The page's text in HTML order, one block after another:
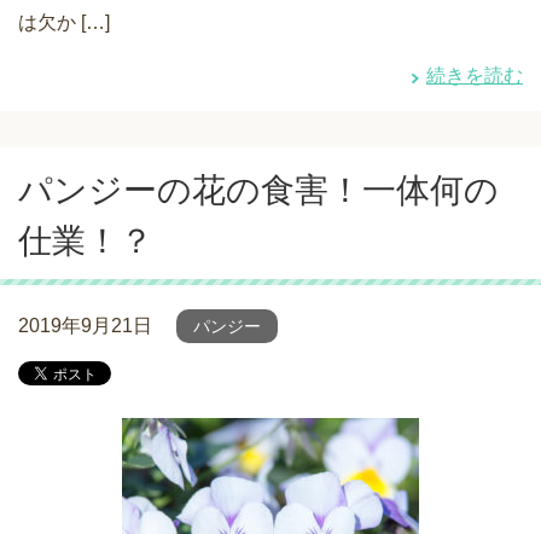
は欠か […]
続きを読む
パンジーの花の食害！一体何の
仕業！？
2019年9月21日 パンジー